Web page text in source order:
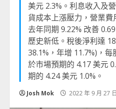
美元 2.3%。利息收入及
貨成本上漲壓力，營業
去年同期 9.22% 改善
歷史新低。稅後淨利達
38.1%，年增 11.7%)，
於市場預期的 4.17 美元
期的 4.24 美元 1.0%。
Josh Mok 2022 年 9 月 27 日